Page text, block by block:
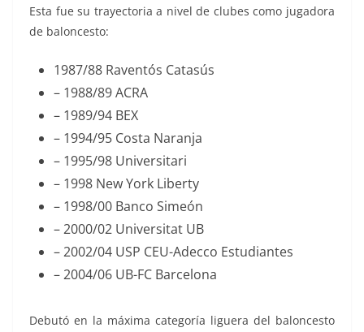
Esta fue su trayectoria a nivel de clubes como jugadora
de baloncesto:
1987/88 Raventós Catasús
– 1988/89 ACRA
– 1989/94 BEX
– 1994/95 Costa Naranja
– 1995/98 Universitari
– 1998 New York Liberty
– 1998/00 Banco Simeón
– 2000/02 Universitat UB
– 2002/04 USP CEU-Adecco Estudiantes
– 2004/06 UB-FC Barcelona
Debutó en la máxima categoría liguera del baloncesto